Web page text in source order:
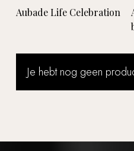
Lees verder
Aubade Life Celebration
Je hebt nog geen